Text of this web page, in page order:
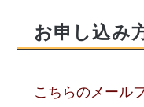
お申し込み
こちらのメール